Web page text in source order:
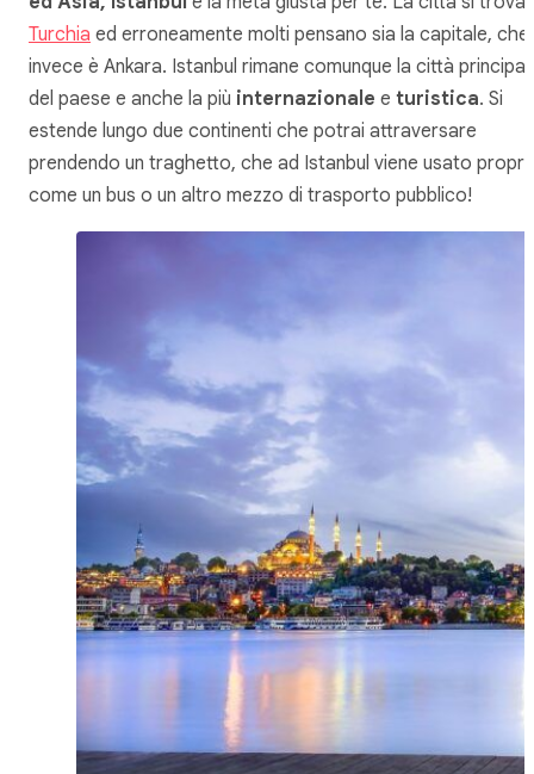
Turchia ed erroneamente molti pensano sia la capitale, che
invece è Ankara. Istanbul rimane comunque la città
del paese e anche la più internazionale e turistica. Si
estende lungo due continenti che potrai attraversare
prendendo un traghetto, che ad Istanbul viene usato
come un bus o un altro mezzo di trasporto pubblico!